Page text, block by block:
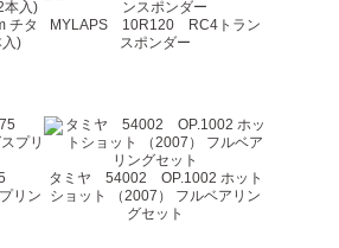
チタ
入)
MYLAPS 10R120 RC4トラン
スポンダー
リン
タミヤ 54002 OP.1002 ホット
ショット （2007） フルベアリン
グセット